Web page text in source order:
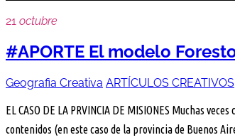
21 octubre
#APORTE El modelo
Geografia Creativa ARTÍCULOS CREATIVOS
EL CASO DE LA PRVINCIA DE MISIONES Muchas
contenidos (en este caso de la provincia de Buenos